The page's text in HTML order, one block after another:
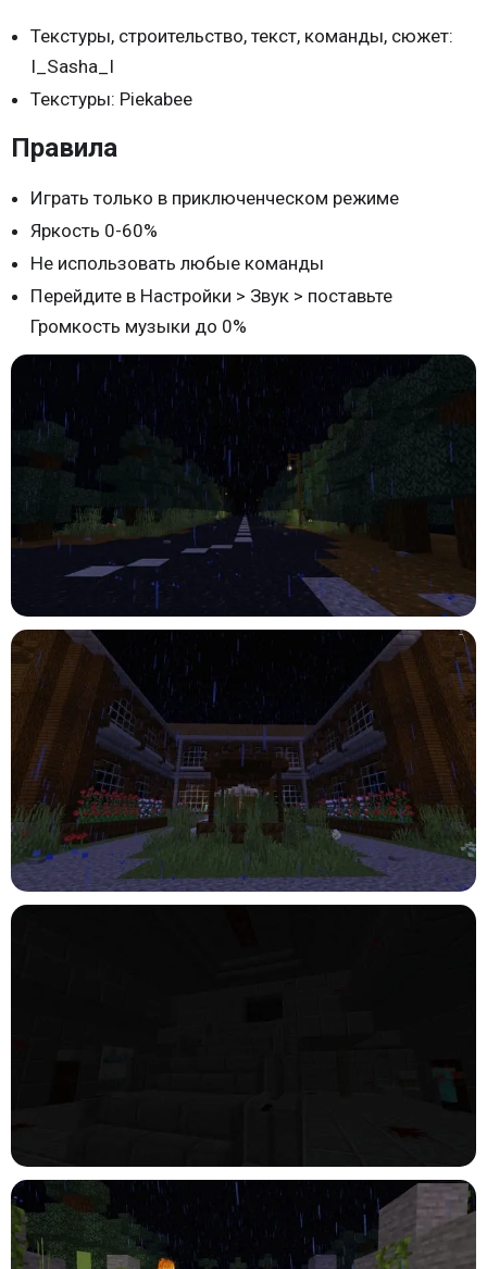
Текстуры, строительство, текст, команды, cюжет:
I_Sasha_I
Текстуры: Piekabee
Правила
Играть только в приключенческом режиме
Яркость 0-60%
Не использовать любые команды
Перейдите в Настройки > Звук > поставьте
Громкость музыки до 0%